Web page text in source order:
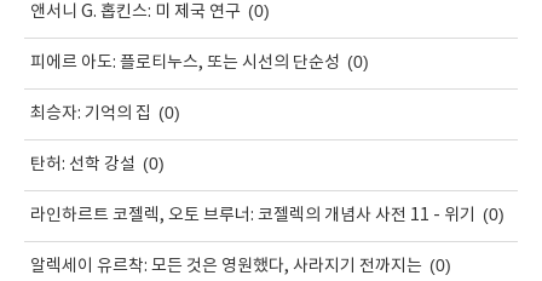
앤서니 G. 홉킨스: 미 제국 연구 (0)
피에르 아도: 플로티누스, 또는 시선의 단순성 (0)
최승자: 기억의 집 (0)
탄허: 선학 강설 (0)
라인하르트 코젤렉, 오토 브루너: 코젤렉의 개념사 사전 11 - 위기 (0)
알렉세이 유르착: 모든 것은 영원했다, 사라지기 전까지는 (0)